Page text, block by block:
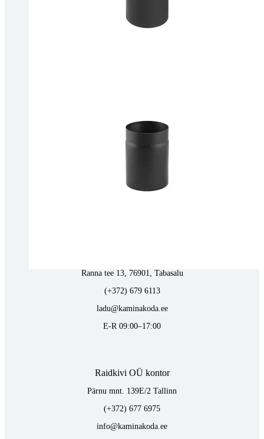
Tallinnas kaminasalong
Tartus kivi töötlemine
vaino@raidkivi.ee
Ranna tee 13, 76901, Tabasalu
(+372) 679 6113
ladu@kaminakoda.ee
E-R 09:00–17:00
Raidkivi OÜ kontor
Pärnu mnt. 139E/2 Tallinn
(+372) 677 6975
info@kaminakoda.ee